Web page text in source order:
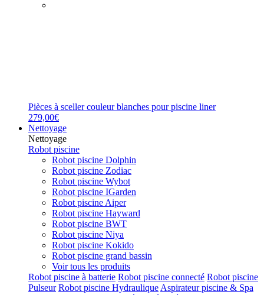
Pièces à sceller couleur blanches pour piscine liner
279,00€
Nettoyage
Nettoyage
Robot piscine
Robot piscine Dolphin
Robot piscine Zodiac
Robot piscine Wybot
Robot piscine IGarden
Robot piscine Aiper
Robot piscine Hayward
Robot piscine BWT
Robot piscine Niya
Robot piscine Kokido
Robot piscine grand bassin
Voir tous les produits
Robot piscine à batterie Robot piscine connecté Robot piscine
Pulseur Robot piscine Hydraulique Aspirateur piscine & Spa